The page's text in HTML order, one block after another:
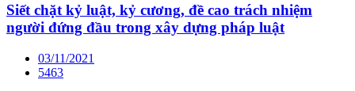
Siết chặt kỷ luật, kỷ cương, đề cao trách nhiệm
người đứng đầu trong xây dựng pháp luật
03/11/2021
5463